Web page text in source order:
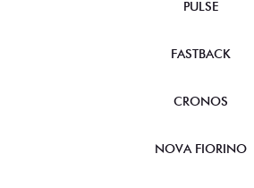
PULSE
FASTBACK
CRONOS
NOVA FIORINO